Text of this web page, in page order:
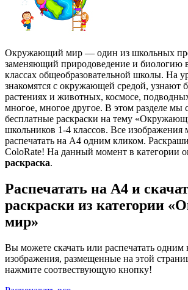
Окружающий мир — один из школьных
заменяющий природоведение и биологию
классах общеобразовательной школы. На
знакомятся с окружающей средой, узнают
растениях и животных, космосе,
многое, многое другое. В этом разделе мы
бесплатные раскраски на тему
школьников 1-4 классов. Все изображения
распечатать на А4 одним кликом.
ColoRate! На данный момент в категории
раскраска.
Распечатать на А4 и
раскраски из категории
мир»
Вы можете скачать или распечатать одним
изображения, размещенные на этой
нажмите соотвествующую кнопку!